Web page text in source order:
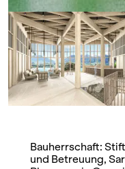
Bauherrschaft:
und Betreuung,